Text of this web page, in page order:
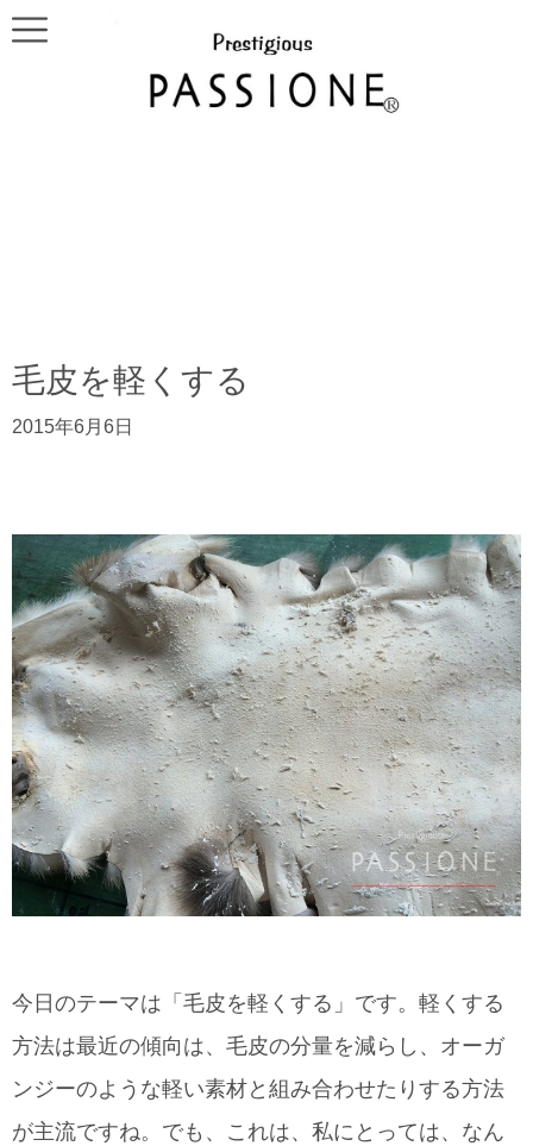
毛皮を軽くする
2015年6月6日
今日のテーマは「毛皮を軽くする」です。軽くする
方法は最近の傾向は、毛皮の分量を減らし、オーガ
ンジーのような軽い素材と組み合わせたりする方法
が主流ですね。でも、これは、私にとっては、なん